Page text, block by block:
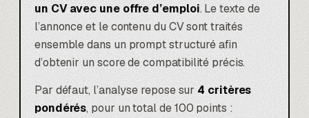
un CV avec une offre d’emploi. Le texte de
l’annonce et le contenu du CV sont traités
ensemble dans un prompt structuré afin
d’obtenir un score de compatibilité précis.
Par défaut, l’analyse repose sur4 critères
pondérés, pour un total de 100 points :